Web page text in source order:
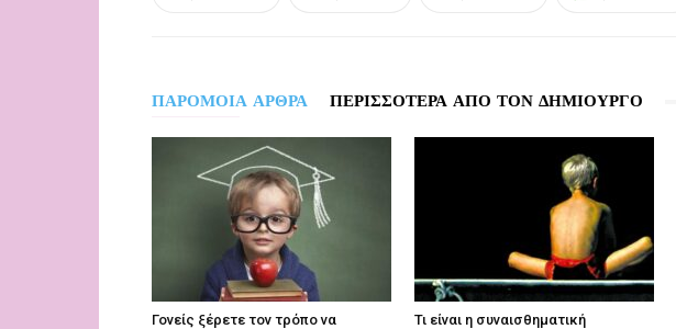
ΠΑΡΟΜΟΙΑ ΑΡΘΡΑ ΠΕΡΙΣΣΟΤΕΡΑ ΑΠΟ ΤΟΝ ΔΗΜΙΟΥΡΓΟ
Γονείς ξέρετε τον τρόπο να
Τι είναι η συναισθηματική